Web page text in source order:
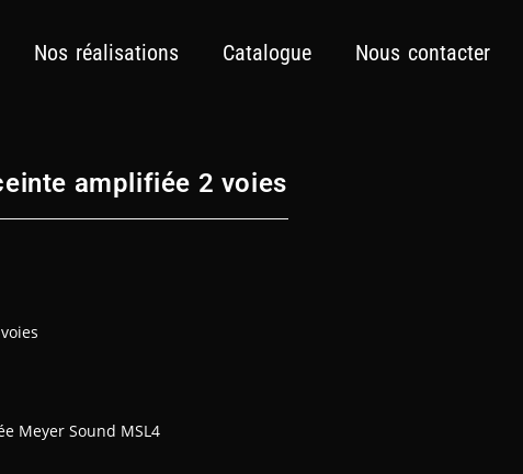
Nos réalisations Catalogue Nous contacter
amplifiée 2 voies
Meyer Sound MSL4